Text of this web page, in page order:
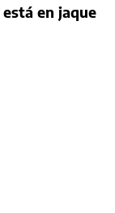
está en jaque